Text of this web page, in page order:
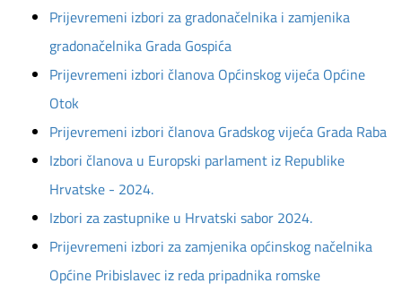
Prijevremeni izbori za gradonačelnika i zamjenika
gradonačelnika Grada Gospića
Prijevremeni izbori članova Općinskog vijeća Općine
Otok
Prijevremeni izbori članova Gradskog vijeća Grada Raba
Izbori članova u Europski parlament iz Republike
Hrvatske - 2024.
Izbori za zastupnike u Hrvatski sabor 2024.
Prijevremeni izbori za zamjenika općinskog načelnika
Općine Pribislavec iz reda pripadnika romske